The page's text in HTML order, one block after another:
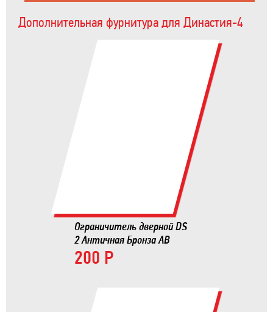
Дополнительная фурнитура для Династия-4
Ограничитель дверной DS
2 Античная Бронза AB
200 Р